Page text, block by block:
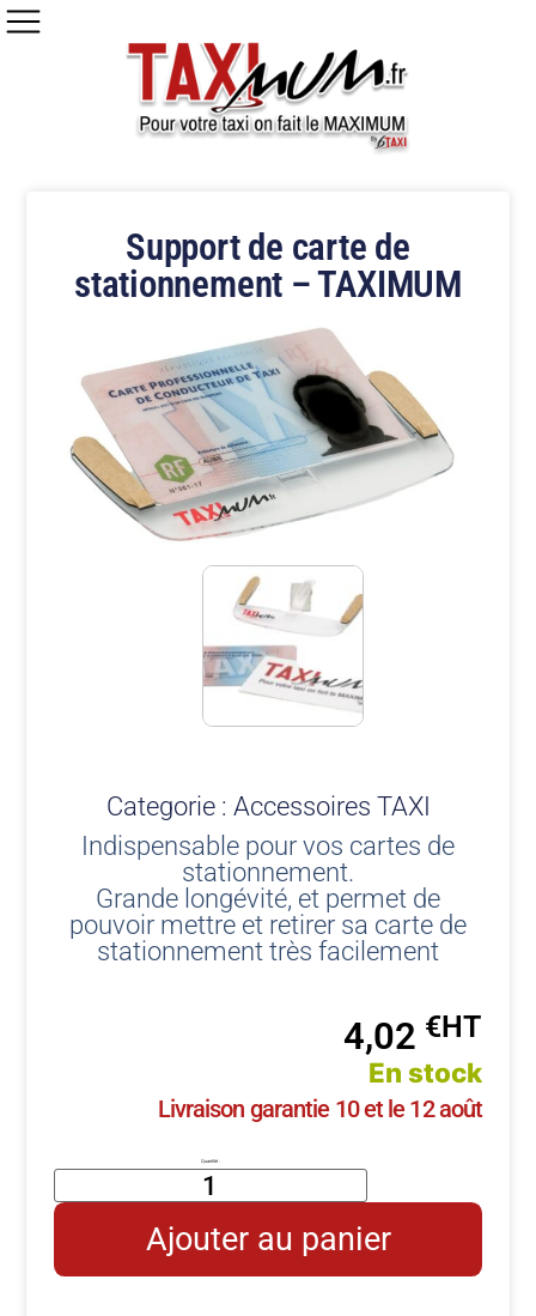
Support de carte de
stationnement – TAXIMUM
Categorie : Accessoires TAXI
Indispensable pour vos cartes de
stationnement.
Grande longévité, et permet de
pouvoir mettre et retirer sa carte de
stationnement très facilement
4,02€
En stock
Livraison garantie 10 et le 12 août
Ajouter au panier